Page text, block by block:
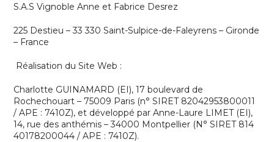
S.A.S Vignoble Anne et Fabrice Desrez
225 Destieu –33 330 Saint-Sulpice-de-Faleyrens – Gironde
– France
Réalisation du Site Web :
Charlotte GUINAMARD (EI), 17 boulevard de
Rochechouart – 75009 Paris (n° SIRET 82042953800011
/ APE : 7410Z), et développé par Anne-Laure LIMET (EI),
14, rue des anthémis – 34000 Montpellier (N° SIRET 814
40178200044 / APE : 7410Z).